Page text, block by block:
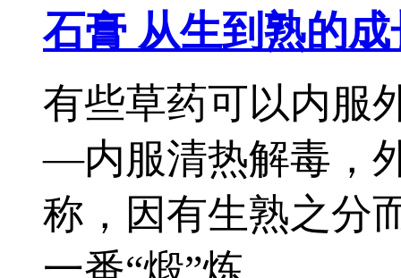
石膏 从生到熟的
有些草药可以内服
—内服清热解毒，
称，因有生熟之分